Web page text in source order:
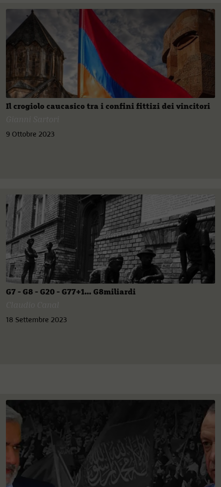
Il crogiolo caucasico tra i confini fittizi dei vincitori
9 Ottobre 2023
G7 - G8 - G20 - G77+1… G8miliardi
18 Settembre 2023